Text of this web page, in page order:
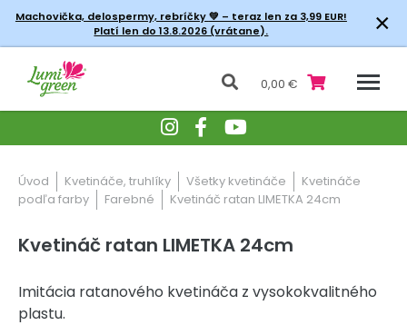
Machovička, delospermy, rebríčky💚 – teraz len za 3,99 EUR!
Platí len do 13.8.2026 (vrátane).
×
0,00 €
Úvod Kvetináče, truhlíky Všetky kvetináče
Kvetináče
podľa farby
Farebné Kvetináč ratan LIMETKA 24cm
Kvetináč ratan LIMETKA 24cm
Imitácia ratanového kvetináča z vysokokvalitného
plastu.